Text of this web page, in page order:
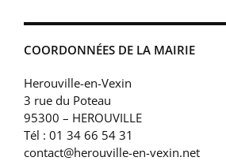
COORDONNÉES DE LA MAIRIE
Herouville-en-Vexin
3 rue du Poteau
95300 – HEROUVILLE
Tél : 01 34 66 54 31
contact@herouville-en-vexin.net